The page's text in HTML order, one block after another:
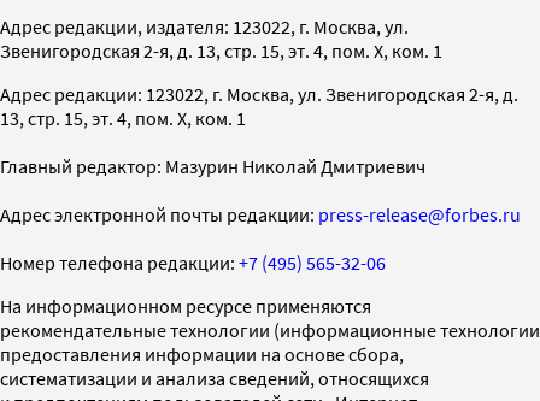
Адрес редакции, издателя: 123022, г. Москва, ул.
Звенигородская 2-я, д. 13, стр. 15, эт. 4, пом. X, ком. 1
Адрес редакции: 123022, г. Москва, ул. Звенигородская 2-я, д.
13, стр. 15, эт. 4, пом. X, ком. 1
Главный редактор: Мазурин Николай Дмитриевич
Адрес электронной почты редакции: press-release@forbes.ru
Номер телефона редакции: +7 (495) 565-32-06
На информационном ресурсе применяются
рекомендательные технологии (информационные технологии
предоставления информации на основе сбора,
систематизации и анализа сведений, относящихся